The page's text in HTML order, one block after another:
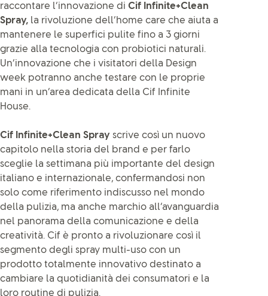
raccontare l’innovazione di Cif Infinite+Clean
Spray, la rivoluzione dell’home care che aiuta a
mantenere le superfici pulite fino a 3 giorni
grazie alla tecnologia con probiotici naturali.
Un’innovazione che i visitatori della Design
week potranno anche testare con le proprie
mani in un’area dedicata della Cif Infinite
House.
Cif Infinite+Clean Spray scrive così un nuovo
capitolo nella storia del brand e per farlo
sceglie la settimana più importante del design
italiano e internazionale, confermandosi non
solo come riferimento indiscusso nel mondo
della pulizia, ma anche marchio all’avanguardia
nel panorama della comunicazione e della
creatività. Cif è pronto a rivoluzionare così il
segmento degli spray multi-uso con un
prodotto totalmente innovativo destinato a
cambiare la quotidianità dei consumatori e la
loro routine di pulizia.